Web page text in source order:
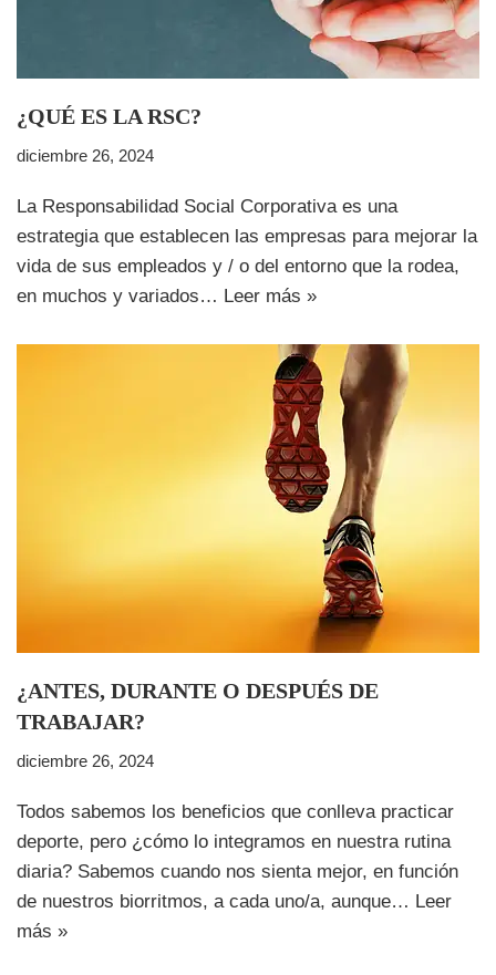
¿QUÉ ES LA RSC?
diciembre 26, 2024
La Responsabilidad Social Corporativa es una
estrategia que establecen las empresas para mejorar la
vida de sus empleados y / o del entorno que la rodea,
en muchos y variados… Leer más »
¿ANTES, DURANTE O DESPUÉS DE
TRABAJAR?
diciembre 26, 2024
Todos sabemos los beneficios que conlleva practicar
deporte, pero ¿cómo lo integramos en nuestra rutina
diaria? Sabemos cuando nos sienta mejor, en función
de nuestros biorritmos, a cada uno/a, aunque… Leer
más »